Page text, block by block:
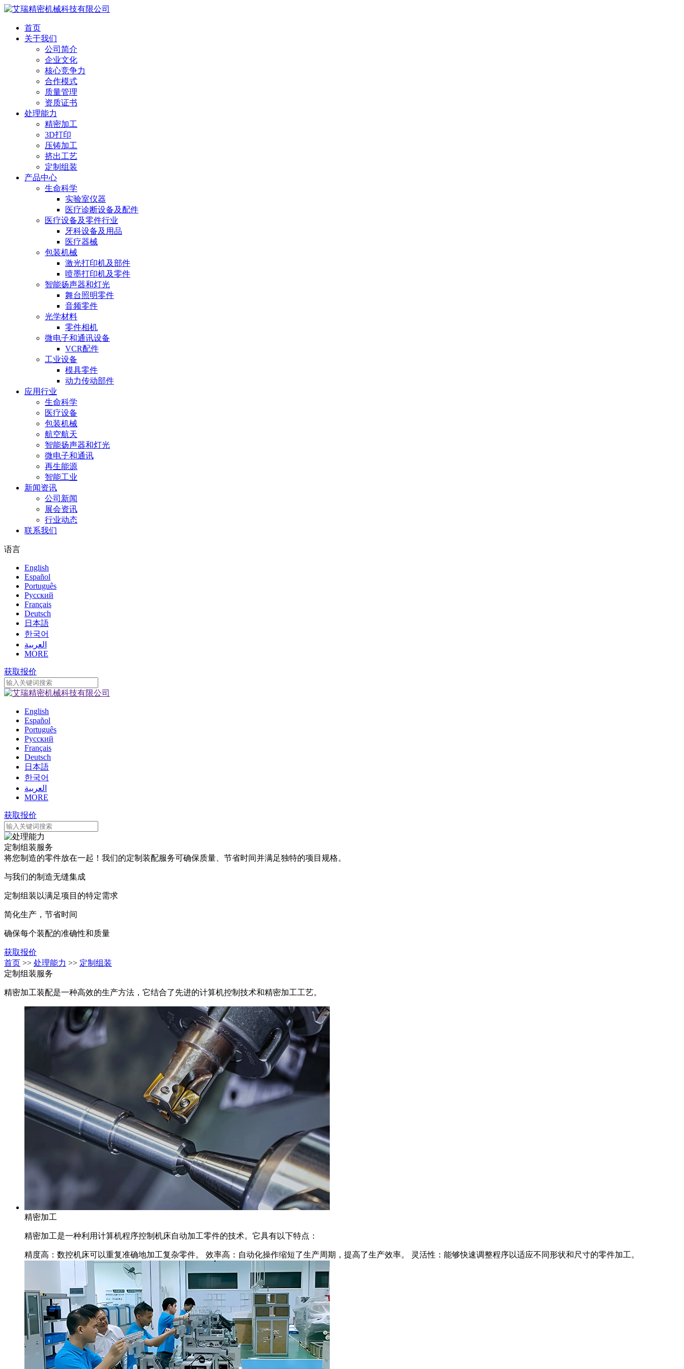
首页
关于我们
公司简介
企业文化
核心竞争力
合作模式
质量管理
资质证书
处理能力
精密加工
3D打印
压铸加工
挤出工艺
定制组装
产品中心
生命科学
实验室仪器
医疗诊断设备及配件
医疗设备及零件行业
牙科设备及用品
医疗器械
包装机械
激光打印机及部件
喷墨打印机及零件
智能扬声器和灯光
舞台照明零件
音频零件
光学材料
零件相机
微电子和通讯设备
VCR配件
工业设备
模具零件
动力传动部件
应用行业
生命科学
医疗设备
包装机械
航空航天
智能扬声器和灯光
微电子和通讯
再生能源
智能工业
新闻资讯
公司新闻
展会资讯
行业动态
联系我们
语言
English
Español
Português
Pусский
Français
Deutsch
日本語
한국어
العربية
MORE
获取报价
English
Español
Português
Pусский
Français
Deutsch
日本語
한국어
العربية
MORE
获取报价
定制组装服务
将您制造的零件放在一起！我们的定制装配服务可确保质量、节省时间并满足独特的项目规格。
与我们的制造无缝集成
定制组装以满足项目的特定需求
简化生产，节省时间
确保每个装配的准确性和质量
获取报价
首页 >> 处理能力 >> 定制组装
定制组装服务
精密加工装配是一种高效的生产方法，它结合了先进的计算机控制技术和精密加工工艺。
精密加工
精密加工是一种利用计算机程序控制机床自动加工零件的技术。它具有以下特点：
精度高：数控机床可以重复准确地加工复杂零件。 效率高：自动化操作缩短了生产周期，提高了生产效率。 灵活性：能够快速调整程序以适应不同形状和尺寸的零件加工。